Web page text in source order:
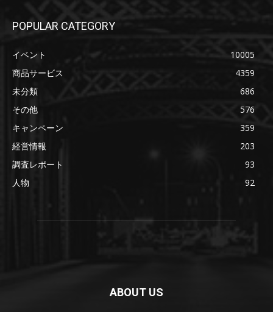
POPULAR CATEGORY
イベント
10005
商品サービス
4359
未分類
686
その他
576
キャンペーン
359
経営情報
203
調査レポート
93
人物
92
ABOUT US